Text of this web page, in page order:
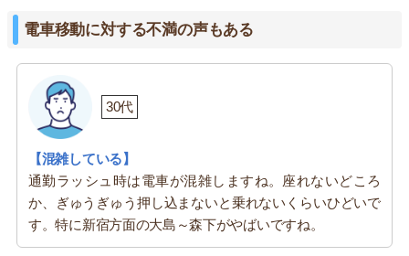
電車移動に対する不満の声もある
30代
【混雑している】
通勤ラッシュ時は電車が混雑しますね。座れないどころ
か、ぎゅうぎゅう押し込まないと乗れないくらいひどいで
す。特に新宿方面の大島～森下がやばいですね。